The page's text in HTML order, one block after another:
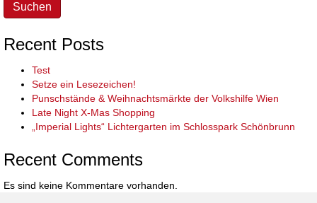
Suchen
Recent Posts
Test
Setze ein Lesezeichen!
Punschstände & Weihnachtsmärkte der Volkshilfe Wien
Late Night X-Mas Shopping
„Imperial Lights“ Lichtergarten im Schlosspark Schönbrunn
Recent Comments
Es sind keine Kommentare vorhanden.